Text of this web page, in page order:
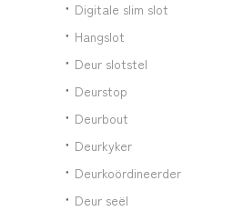
Digitale slim slot
Hangslot
Deur slotstel
Deurstop
Deurbout
Deurkyker
Deurkoördineerder
Deur seël